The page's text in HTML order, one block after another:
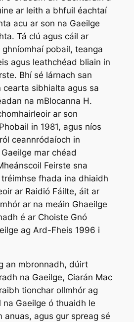
ar leith a bhfuil éachtaí
acu ar son na Gaeilge
Tá clú agus cáil ar
ghníomhaí pobail, teanga
agus leathchéad bliain in
Bhí sé lárnach san
cearta sibhialta agus sa
na mBlocanna H.
ar son
in 1981, agus níos
ceannródaíoch in
mar chéad
Feirste sna
fhada ina dhiaidh
ar Raidió Fáilte, áit ar
ar na meáin Ghaeilge
é ar Choiste Gnó
ag Ard-Fheis 1996 i
an mbronnadh, dúirt
na Gaeilge, Ciarán Mac
tionchar ollmhór ag
na Gaeilge ó thuaidh le
anuas, agus gur spreag sé